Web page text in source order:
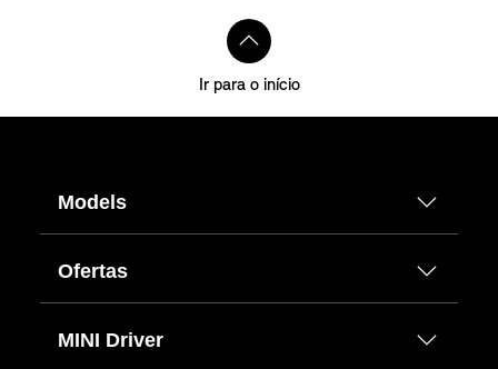
Ir para o início
Models
Ofertas
MINI Driver